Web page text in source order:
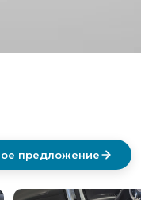
предложение